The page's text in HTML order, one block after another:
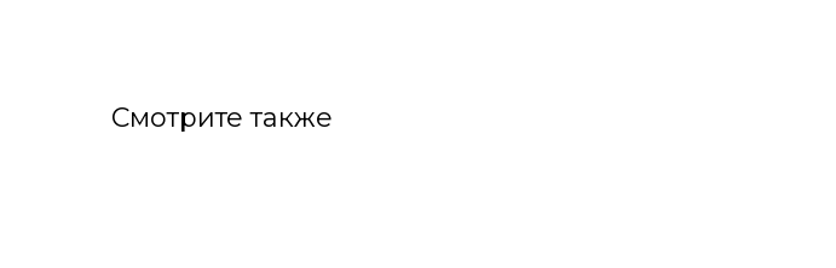
Смотрите также